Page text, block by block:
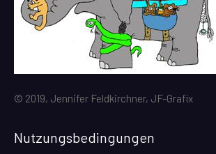
© 2019, Jennifer Feldkirchner, JF-Grafix
Nutzungsbedingungen